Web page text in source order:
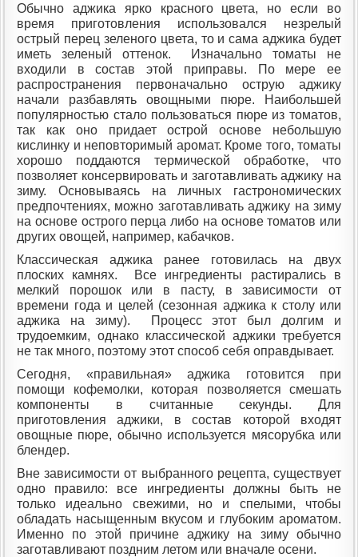
Обычно аджика ярко красного цвета, но если во
время приготовления использовался незрелый
острый перец зеленого цвета, то и сама аджика будет
иметь зеленый оттенок. Изначально томаты не
входили в состав этой приправы. По мере ее
распространения первоначально острую аджику
начали разбавлять овощными пюре. Наибольшей
популярностью стало пользоваться пюре из томатов,
так как оно придает острой основе небольшую
кислинку и неповторимый аромат. Кроме того, томаты
хорошо поддаются термической обработке, что
позволяет консервировать и заготавливать аджику на
зиму. Основываясь на личных гастрономических
предпочтениях, можно заготавливать аджику на зиму
на основе острого перца либо на основе томатов или
других овощей, например, кабачков.
Классическая аджика ранее готовилась на двух
плоских камнях. Все ингредиенты растирались в
мелкий порошок или в пасту, в зависимости от
времени года и целей (сезонная аджика к столу или
аджика на зиму). Процесс этот был долгим и
трудоемким, однако классической аджики требуется
не так много, поэтому этот способ себя оправдывает.
Сегодня, «правильная» аджика готовится при
помощи кофемолки, которая позволяется смешать
компоненты в считанные секунды. Для
приготовления аджики, в состав которой входят
овощные пюре, обычно используется мясорубка или
блендер.
Вне зависимости от выбранного рецепта, существует
одно правило: все ингредиенты должны быть не
только идеально свежими, но и спелыми, чтобы
обладать насыщенным вкусом и глубоким ароматом.
Именно по этой причине аджику на зиму обычно
заготавливают поздним летом или вначале осени.